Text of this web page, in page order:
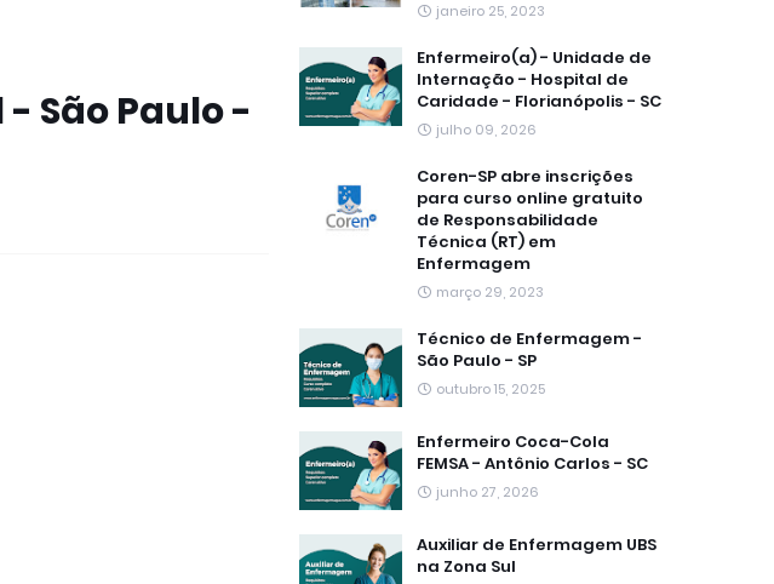
São Paulo -
janeiro 25, 2023
Enfermeiro(a) - Unidade de
Internação - Hospital de
Caridade - Florianópolis - SC
julho 09, 2026
Coren-SP abre inscrições
para curso online gratuito
de Responsabilidade
Técnica (RT) em
Enfermagem
março 29, 2023
Técnico de Enfermagem -
São Paulo - SP
outubro 15, 2025
Enfermeiro Coca-Cola
FEMSA - Antônio Carlos - SC
junho 27, 2026
Auxiliar de Enfermagem UBS
na Zona Sul